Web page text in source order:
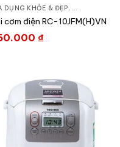
, NỒI CƠM ĐIỆN
DỤNG KHỎE & ĐẸP, NỒI - ẤM -
cơm điện RC-10JFM(H)VN
₫